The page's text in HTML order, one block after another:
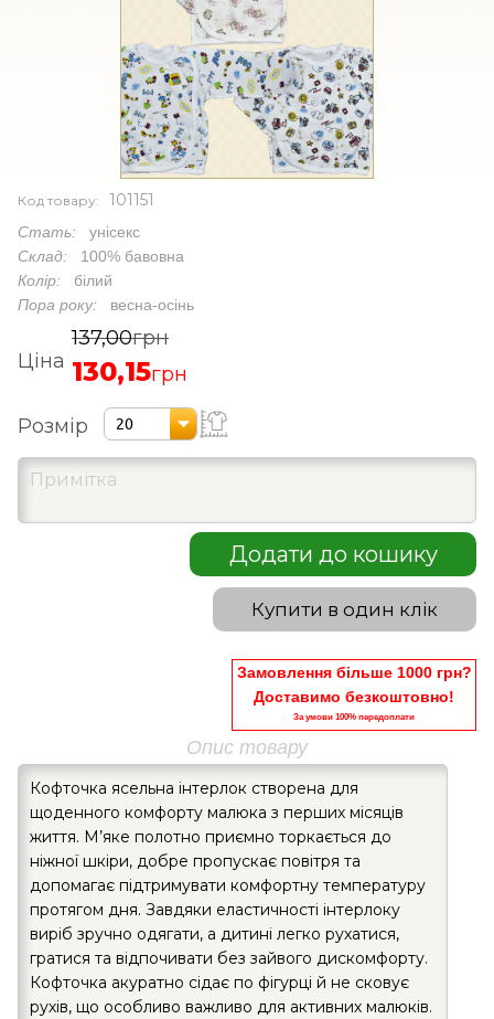
Код товару: 101151
Стать: унісекс
Склад: 100% бавовна
Колір: білий
Пора року: весна-осінь
Ціна
137,00грн
130,15грн
Розмір 20
Додати до кошику
Купити в один клік
Замовлення більше 1000 грн?
Доставимо безкоштовно!
За умови 100% передоплати
Опис товару
Кофточка ясельна інтерлок створена для
щоденного комфорту малюка з перших місяців
життя. М’яке полотно приємно торкається до
ніжної шкіри, добре пропускає повітря та
допомагає підтримувати комфортну температуру
протягом дня. Завдяки еластичності інтерлоку
виріб зручно одягати, а дитині легко рухатися,
гратися та відпочивати без зайвого дискомфорту.
Кофточка акуратно сідає по фігурці й не сковує
рухів, що особливо важливо для активних малюків.